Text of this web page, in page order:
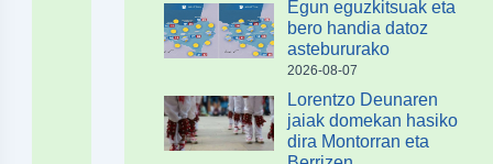
Egun eguzkitsuak eta
bero handia datoz
astebururako
2026-08-07
Lorentzo Deunaren
jaiak domekan hasiko
dira Montorran eta